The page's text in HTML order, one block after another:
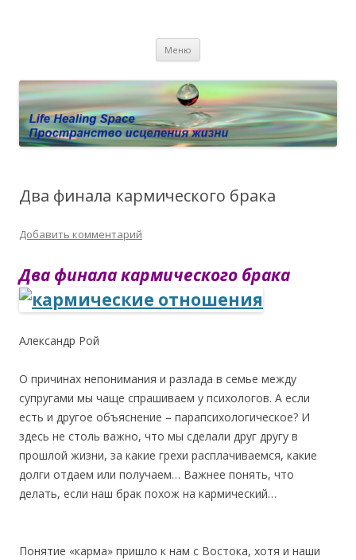
Личный сайт Елены Барымовой
исцелении воспоминанием и ренкарнационике. Услуги.
Меню
Два финала кармического брака
Добавить комментарий
Два финала кармического брака
Александр Рой
О причинах непонимания и разлада в семье между
супругами мы чаще спрашиваем у психологов. А если
есть и другое объяснение – парапсихологическое? И
здесь не столь важно, что мы сделали друг другу в
прошлой жизни, за какие грехи расплачиваемся, какие
долги отдаем или получаем… Важнее понять, что
делать, если наш брак похож на кармический…
Понятие «карма» пришло к нам с Востока, хотя и наши